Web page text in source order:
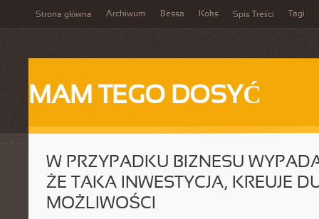
Strona główna Archiwum Bessa Koks Spis Treści Tagi
MAM TEGO DOSYĆ
W PRZYPADKU BIZNESU
ŻE TAKA INWESTYCJA, KREUJE
MOŻLIWOŚCI